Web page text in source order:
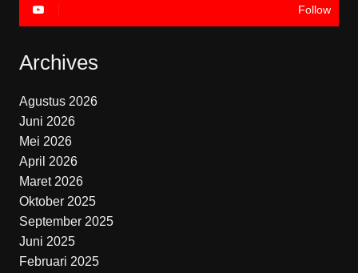
Follow
Archives
Agustus 2026
Juni 2026
Mei 2026
April 2026
Maret 2026
Oktober 2025
September 2025
Juni 2025
Februari 2025